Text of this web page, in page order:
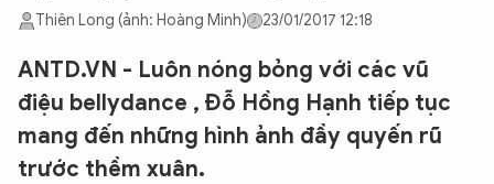
Thiên Long (ảnh: Hoàng Minh) 23/01/2017 12:18
ANTD.VN - Luôn nóng bỏng với các vũ
điệu bellydance , Đỗ Hồng Hạnh tiếp tục
mang đến những hình ảnh đầy quyến rũ
trước thềm xuân.